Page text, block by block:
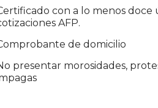
con a lo menos doce
AFP.
de domicilio
presentar morosidades,